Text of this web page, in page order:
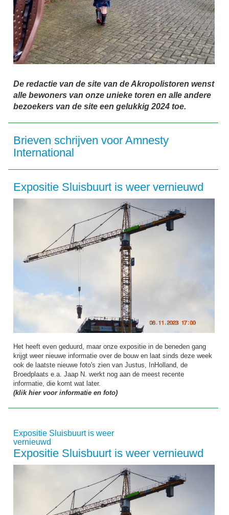
De redactie van de site van de Akropolistoren wenst
alle bewoners van onze unieke toren en alle andere
bezoekers van de site een gelukkig 2024 toe.
Brieven schrijven voor Amnesty
International
Expositie Sluisbuurt is weer vernieuwd
Het heeft even geduurd, maar onze expositie in de beneden gang
krijgt weer nieuwe informatie over de bouw en laat sinds deze week
ook de laatste nieuwe foto's zien van Justus, InHolland, de
Broedplaats e.a. Jaap N. werkt nog aan de meest recente
informatie, die komt wat later.
(klik hier voor informatie en foto)
Expositie Sluisbuurt is weer
vernieuwd
Expositie Sluisbuurt is weer vernieuwd